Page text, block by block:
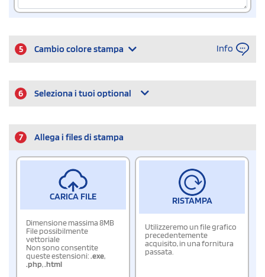
5 Cambio colore stampa Info
6 Seleziona i tuoi optional
7 Allega i files di stampa
CARICA FILE
Dimensione massima 8MB
File possibilmente
vettoriale
Non sono consentite
queste estensioni:.exe,
.php,.html
RISTAMPA
Utilizzeremo un file grafico
precedentemente
acquisito, in una fornitura
passata.